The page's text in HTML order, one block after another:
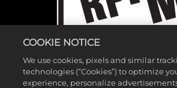
COOKIE NOTICE
We use cookies, pixels and similar
technologies (“Cookies”) to optimize
experience, personalize